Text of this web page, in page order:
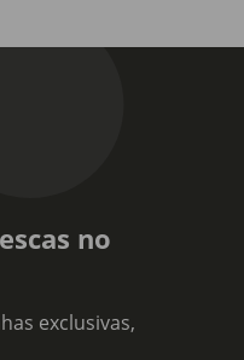
no
exclusivas,